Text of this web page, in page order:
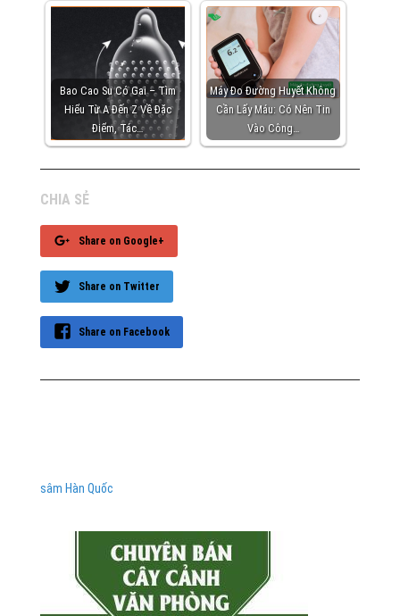
Bao Cao Su Có Gai – Tìm
Hiểu Từ A Đến Z Về Đặc
Điểm, Tác…
Máy Đo Đường Huyết Không
Cần Lấy Máu: Có Nên Tin
Vào Công…
CHIA SẺ
Share on Google+
Share on Twitter
Share on Facebook
sâm Hàn Quốc